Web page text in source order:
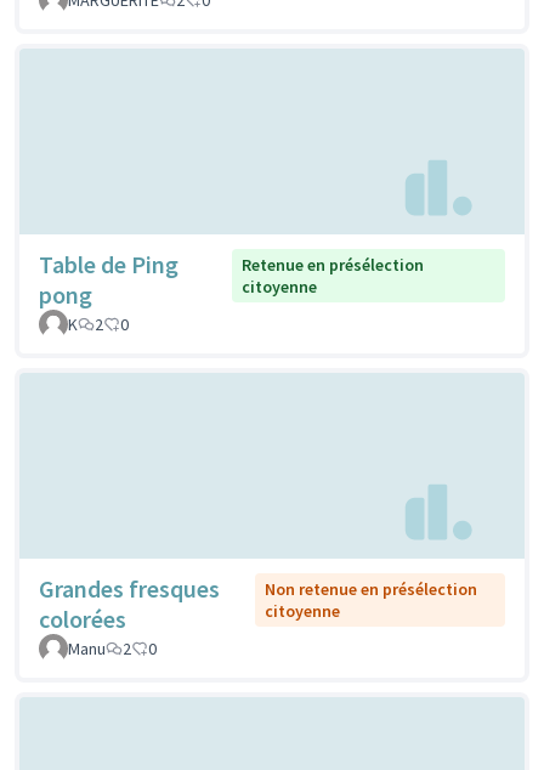
Table de Ping
pong
Retenue en présélection
citoyenne
K
2 0
Grandes fresques
colorées
Non retenue en présélection
citoyenne
Manu
2 0